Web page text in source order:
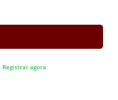
Registrar agora